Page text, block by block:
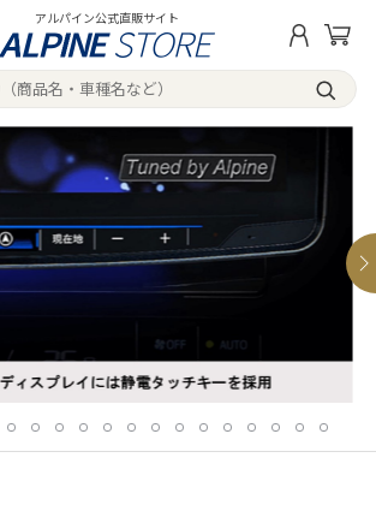
アルパイン公式直販サイト